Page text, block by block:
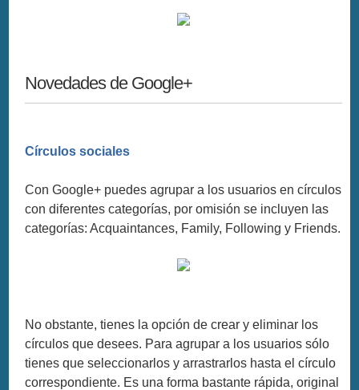
Novedades de Google+
Círculos sociales
Con Google+ puedes agrupar a los usuarios en círculos
con diferentes categorías, por omisión se incluyen las
categorías: Acquaintances, Family, Following y Friends.
No obstante, tienes la opción de crear y eliminar los
círculos que desees. Para agrupar a los usuarios sólo
tienes que seleccionarlos y arrastrarlos hasta el círculo
correspondiente. Es una forma bastante rápida, original